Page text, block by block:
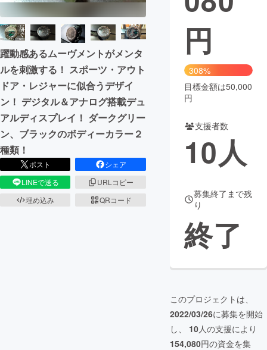
ビジネス・起業
まちづくり・地域活性化
CAMPFIRE for Social Good
CAMPFIRE Creation
CAMPFIREふるさと納税machi-ya コミュニティ
躍動感あるムーヴメントがメンタ
ルを刺激する！ スポーツ・アウト
ドア・レジャーに似合うデザイ
ン！ デジタル＆アナログ搭載デュ
アルディスプレイ！ ダークグリー
ン、ブラックのボディーカラー２
種類！
ポスト
シェア
LINEで送る
URLコピー
埋め込み
QRコード
円
308%
目標金額は50,000
円
支援者数
10人
募集終了まで残
り
終了
このプロジェクトは、
2022/03/26に募集を開始
し、 10人の支援により
154,080円の資金を集